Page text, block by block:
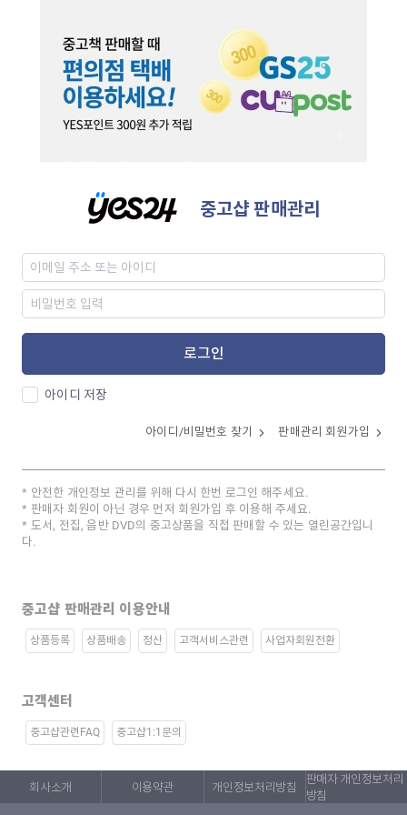
중고샵 판매관리
로그인
아이디 저장
아이디/비밀번호 찾기 판매관리 회원가입
안전한 개인정보 관리를 위해 다시 한번 로그인 해주세요.
판매자 회원이 아닌 경우 먼저 회원가입 후 이용해 주세요.
도서, 전집, 음반 DVD의 중고상품을 직접 판매할 수 있는 열린공간입니
다.
중고샵 판매관리 이용안내
상품등록 상품배송 정산 고객서비스관련 사업자회원전환
고객센터
중고샵관련FAQ 중고샵1:1문의
회사소개 이용약관 개인정보처리방침
판매자 개인정보처리
방침